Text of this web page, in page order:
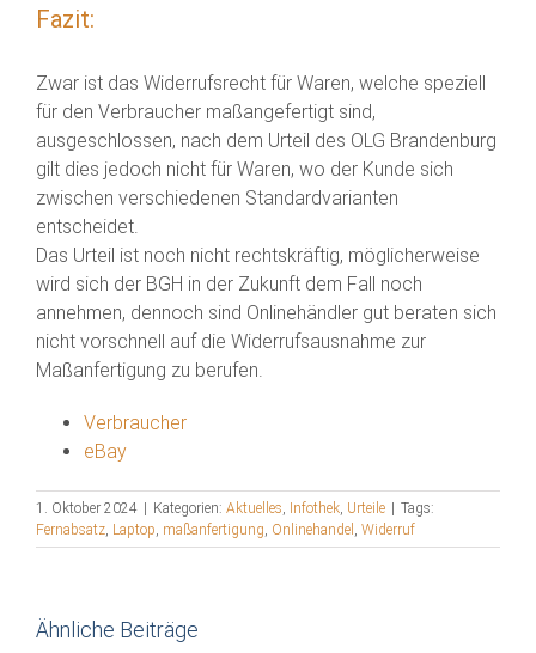
Fazit:
Zwar ist das Widerrufsrecht für Waren, welche speziell
für den Verbraucher maßangefertigt sind,
ausgeschlossen, nach dem Urteil des OLG Brandenburg
gilt dies jedoch nicht für Waren, wo der Kunde sich
zwischen verschiedenen Standardvarianten
entscheidet.
Das Urteil ist noch nicht rechtskräftig, möglicherweise
wird sich der BGH in der Zukunft dem Fall noch
annehmen, dennoch sind Onlinehändler gut beraten sich
nicht vorschnell auf die Widerrufsausnahme zur
Maßanfertigung zu berufen.
Verbraucher
eBay
1. Oktober 2024 | Kategorien: Aktuelles Infothek Urteile | Tags:
Fernabsatz Laptop maßanfertigung Onlinehandel Widerruf
Ähnliche Beiträge